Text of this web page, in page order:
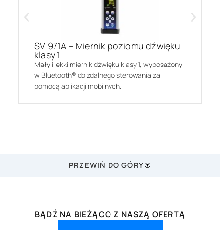
SV 971A – Miernik poziomu dźwięku
klasy 1
Mały i lekki miernik dźwięku klasy 1, wyposażony
w Bluetooth® do zdalnego sterowania za
pomocą aplikacji mobilnych.
PRZEWIŃ DO GÓRY
BĄDŹ NA BIEŻĄCO Z NASZĄ OFERTĄ